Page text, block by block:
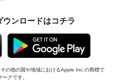
ンロードはコチラ
の他の国や地域におけるApple Inc.の商標で
クです。